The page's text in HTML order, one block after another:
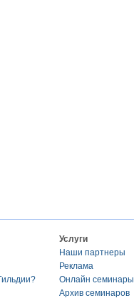
Услуги
Наши партнеры
Реклама
Онлайн семинары
Архив семинаров